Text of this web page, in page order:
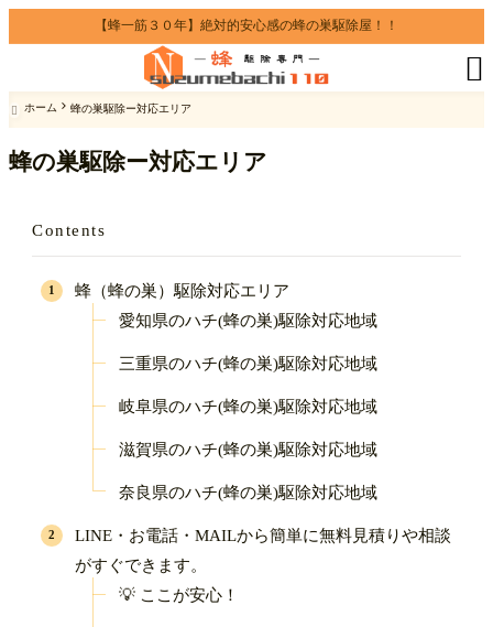
【蜂一筋３０年】絶対的安心感の蜂の巣駆除屋！！

 ホーム 蜂の巣駆除ー対応エリア
蜂の巣駆除ー対応エリア
Contents
蜂（蜂の巣）駆除対応エリア
愛知県のハチ(蜂の巣)駆除対応地域
三重県のハチ(蜂の巣)駆除対応地域
岐阜県のハチ(蜂の巣)駆除対応地域
滋賀県のハチ(蜂の巣)駆除対応地域
奈良県のハチ(蜂の巣)駆除対応地域
LINE・お電話・MAILから簡単に無料見積りや相談
がすぐできます。
💡 ここが安心！